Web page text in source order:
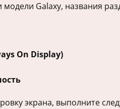
Galaxy, названия
On Display)
экрана, выполните